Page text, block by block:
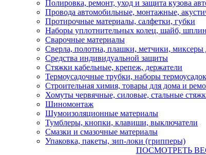
Полировка, ремонт, уход и защита кузова
Провода автомобильные, монтажные,
Протирочные материалы, салфетки, губки
Наборы уплотнительных колец, шайб,
Сварочные материалы
Сверла, полотна, плашки, метчики, миксеры
Средства индивидуальной защиты
Стяжки кабельные, крепеж, держатели
Термоусадочные трубки, наборы термоусадок
Строительная химия, товары для дома и
Хомуты червячные, силовые, стальные
Шиномонтаж
Шумоизоляционные материалы
Тумблеры, кнопки, клавиши, выключатели
Смазки и смазочные материалы
Упаковка, пакеты, зип-локи (грипперы)
ПОСМОТРЕТЬ